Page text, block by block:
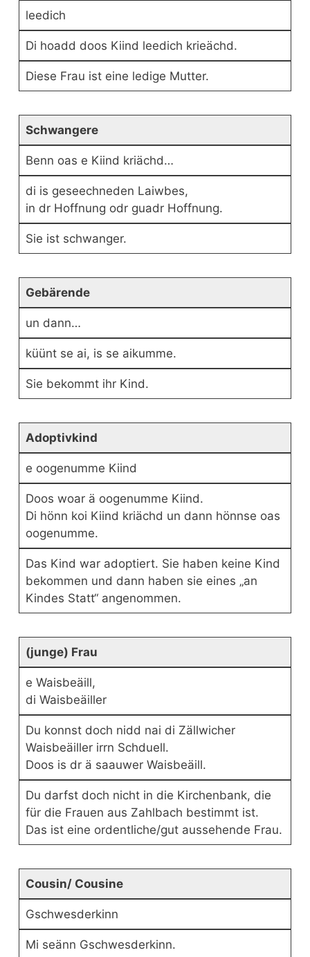
leedich
Di hoadd doos Kiind leedich krieächd.
Diese Frau ist eine ledige Mutter.
Schwangere
Benn oas e Kiind kriächd…
di is geseechneden Laiwbes,
in dr Hoffnung odr guadr Hoffnung.
Sie ist schwanger.
Gebärende
un dann…
küünt se ai, is se aikumme.
Sie bekommt ihr Kind.
Adoptivkind
e oogenumme Kiind
Doos woar ä oogenumme Kiind.
Di hönn koi Kiind kriächd un dann hönnse oas
oogenumme.
Das Kind war adoptiert. Sie haben keine Kind
bekommen und dann haben sie eines „an
Kindes Statt“ angenommen.
(junge) Frau
e Waisbeäill,
di Waisbeäiller
Du konnst doch nidd nai di Zällwicher
Waisbeäiller irrn Schduell.
Doos is dr ä saauwer Waisbeäill.
Du darfst doch nicht in die Kirchenbank, die
für die Frauen aus Zahlbach bestimmt ist.
Das ist eine ordentliche/gut aussehende Frau.
Cousin/ Cousine
Gschwesderkinn
Mi seänn Gschwesderkinn.